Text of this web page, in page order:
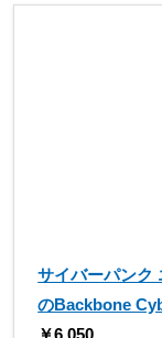
サイバーパンク
のBackbone